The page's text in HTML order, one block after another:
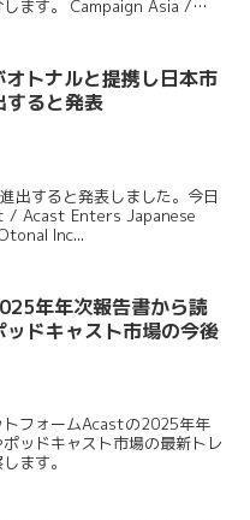
ます。 Campaign Asia /
トナルと提携し日本市
すると発表
出すると発表しました。今日
/ Acast Enters Japanese
Inc...
年年次報告書から読
ッドキャスト市場の今後
トフォームAcastの2025年年
ッドキャスト市場の最新トレ
ます。